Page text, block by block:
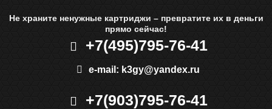
Не храните ненужные картриджи – превратите их в деньги
прямо сейчас!
+7(495)795-76-41
e-mail: k3gy@yandex.ru
+7(903)795-76-41